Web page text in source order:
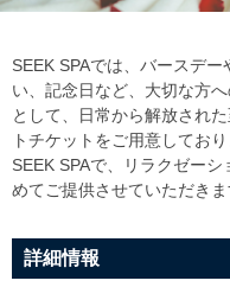
SEEK SPAでは、バースデ
い、記念日など、大切な方
として、日常から解放され
トチケットをご用意しており
SEEK SPAで、リラクゼー
めてご提供させていただきま
詳細情報